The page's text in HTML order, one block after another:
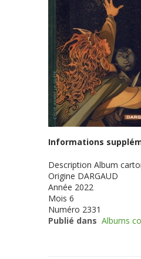
Informations
Description Album
Origine DARGAUD
Année 2022
Mois 6
Numéro 2331
Publié dans Albums